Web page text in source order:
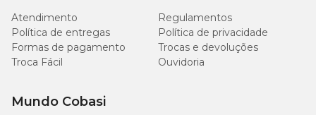
Atendimento
Regulamentos
Política de entregas
Política de privacidade
Formas de pagamento
Trocas e devoluções
Troca Fácil
Ouvidoria
Mundo Cobasi